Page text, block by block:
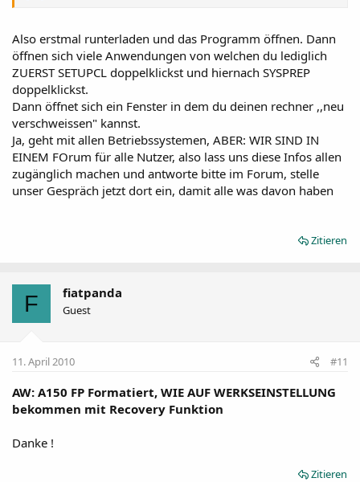
Wohe rhast du das ?
Hast du mir bitte ein Link ?
Danke
Von der Microsoft Seite, die Handhabung ist etwas
gewöhnungsbedürftig aber 3x hats schon super
funktioniert
http://www.microsoft.com/downloads/...91-AC56-4665-
949B-BEDA3080E0F6&displaylang=en
Danke !
Ist das XP/VIsta/7 tauglich ?
Einfach nur runterladen und doppelklick weil ich finde keine
Anleitung...
Also erstmal runterladen und das Programm öffnen. Dann
öffnen sich viele Anwendungen von welchen du lediglich
ZUERST SETUPCL doppelklickst und hiernach SYSPREP
doppelklickst.
Dann öffnet sich ein Fenster in dem du deinen rechner ,,neu
verschweissen" kannst.
Ja, geht mit allen Betriebssystemen, ABER: WIR SIND IN
EINEM FOrum für alle Nutzer, also lass uns diese Infos allen
zugänglich machen und antworte bitte im Forum, stelle
unser Gespräch jetzt dort ein, damit alle was davon haben
Zitieren
F fiatpanda
Guest
11. April 2010 #11
AW: A150 FP Formatiert, WIE AUF WERKSEINSTELLUNG
bekommen mit Recovery Funktion
Danke !
Zitieren